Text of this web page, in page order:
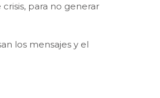
para no generar
los mensajes y el